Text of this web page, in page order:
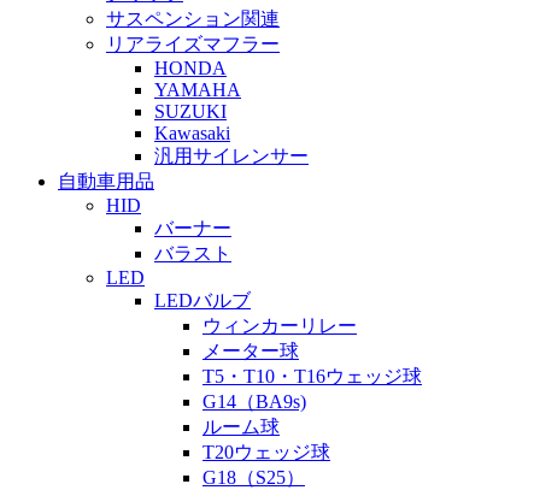
サスペンション関連
リアライズマフラー
HONDA
YAMAHA
SUZUKI
Kawasaki
汎用サイレンサー
自動車用品
HID
バーナー
バラスト
LED
LEDバルブ
ウィンカーリレー
メーター球
T5・T10・T16ウェッジ球
G14（BA9s)
ルーム球
T20ウェッジ球
G18（S25）